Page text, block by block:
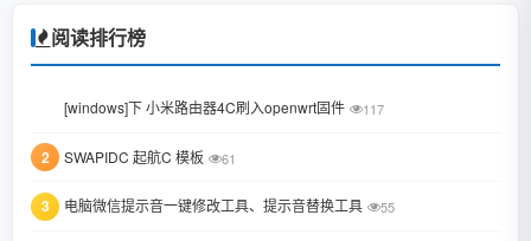
January 2023
June 2022
February 2022
January 2022
October 2021
阅读排行榜
[windows]下 小米路由器4C刷入openwrt固件 117
2 SWAPIDC 起航C 模板 61
3 电脑微信提示音一键修改工具、提示音替换工具 55